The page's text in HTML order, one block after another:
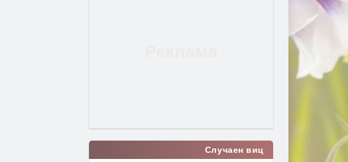
Случаен виц